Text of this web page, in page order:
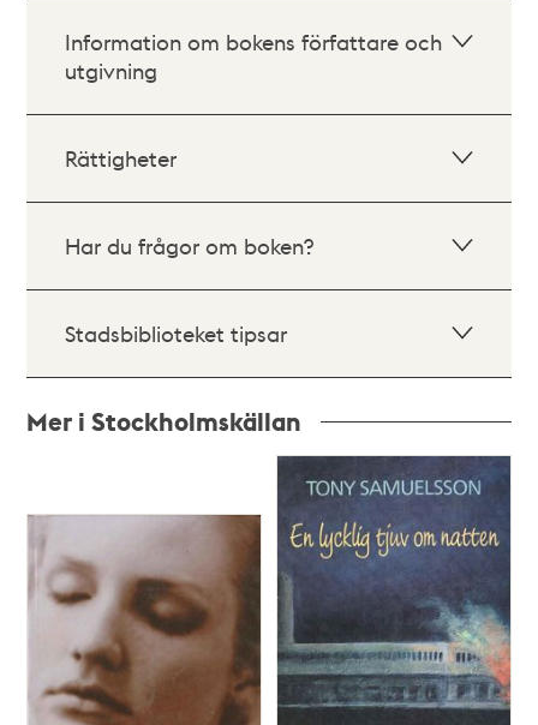
Information om bokens författare och
utgivning
Rättigheter
Har du frågor om boken?
Stadsbiblioteket tipsar
Mer i Stockholmskällan
teman